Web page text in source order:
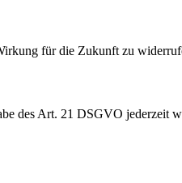
für die Zukunft zu
des Art. 21 DSGVO jederzeit